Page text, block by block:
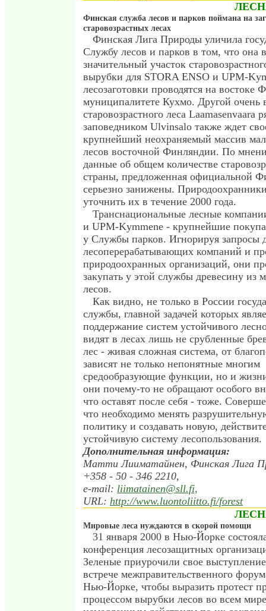
Финская служба лесов и парков поймана на
старовозрастных лесах
Финская Лига Природы уличила
Службу лесов и парков в том, что она
значительный участок
вырубки для STORA ENSO и UPM-
лесозаготовки проводятся на востоке
муниципалитете Кухмо. Другой очень
старовозрастного леса Laamasenvaara
заповедником Ulvinsalo также ждет
крупнейший неохраняемый массив
лесов восточной Финляндии. По
данные об общем количестве
страны, предложенная официальной
серьезно занижены.
уточнить их в течение 2000 года.
Транснациональные лесные
и UPM-Kymmene - крупнейшие
у Службы парков. Игнорируя запросы
лесоперерабатывающих компаний и
природоохранных организаций, они
закупать у этой службы древесину из
лесов.
Как видно, не только в России
службы, главной задачей которых
поддержание систем устойчивого
видят в лесах лишь не срубленные
лес - живая сложная система, от
зависят не только непонятные многим
средообразующие функции, но и
они почему-то не обращают особого
что оставят после себя - тоже.
что необходимо менять
политику и создавать новую,
устойчивую систему лесопользования.
Дополнительная информация:
Матти Лииматайнен, Финская Лига
+358 - 50 - 346 2210,
e-mail: liimatainen@sll.fi,
URL: http://www.luontoliitto.fi/forest
Мировые леса нуждаются в скорой помощи
31 января 2000 в Нью-Йорке
конференция лесозащитных
Зеленые приурочили свое
встрече межправительственного
Нью-Йорке, чтобы выразить протест
процессом вырубки лесов во всем